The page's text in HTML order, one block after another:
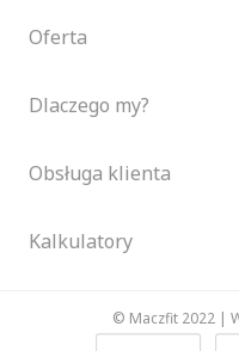
Oferta
Dlaczego my?
Obsługa klienta
Kalkulatory
© Maczfit 2022 |